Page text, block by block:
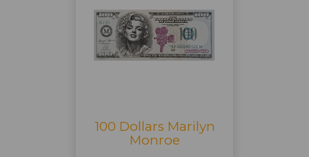
100 Dollars Marilyn
Monroe